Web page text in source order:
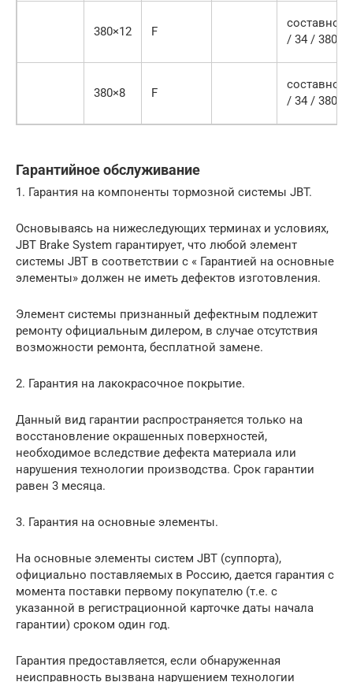
380×12 F
составной
/ 34 / 380
380×8 F
составной
/ 34 / 380
Гарантийное обслуживание
1. Гарантия на компоненты тормозной системы JBT.
Основываясь на нижеследующих терминах и условиях,
JBT Brake System гарантирует, что любой элемент
системы JBT в соответствии с « Гарантией на основные
элементы» должен не иметь дефектов изготовления.
Элемент системы признанный дефектным подлежит
ремонту официальным дилером, в случае отсутствия
возможности ремонта, бесплатной замене.
2. Гарантия на лакокрасочное покрытие.
Данный вид гарантии распространяется только на
восстановление окрашенных поверхностей,
необходимое вследствие дефекта материала или
нарушения технологии производства. Срок гарантии
равен 3 месяца.
3. Гарантия на основные элементы.
На основные элементы систем JBT (суппорта),
официально поставляемых в Россию, дается гарантия с
момента поставки первому покупателю (т.е. с
указанной в регистрационной карточке даты начала
гарантии) сроком один год.
Гарантия предоставляется, если обнаруженная
неисправность вызвана нарушением технологии